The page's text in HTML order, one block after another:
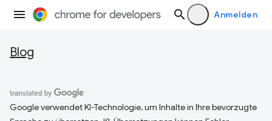
Anmelden
Blog
Google verwendet KI-Technologie, um Inhalte in Ihre bevorzugte